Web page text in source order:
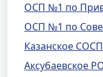
ОСП №1 по
ОСП №1 по
Казанское
Аксубаевское